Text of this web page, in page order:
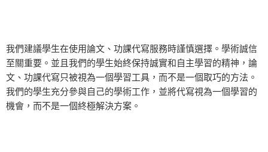
我們建議學生在使用論文、功課代寫服務時謹慎選擇。學術誠信
至關重要。並且我們的學生始終保持誠實和自主學習的精神，論
文、功課代寫只被視為一個學習工具，而不是一個取巧的方法。
我們的學生充分參與自己的學術工作，並將代寫視為一個學習的
機會，而不是一個終極解決方案。